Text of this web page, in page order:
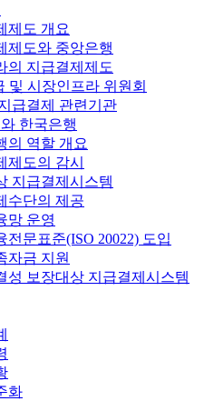
제도 개요
제도와 중앙은행
의 지급결제제도
및 시장인프라 위원회
급결제 관련기관
한국은행
의 역할 개요
제도의 감시
지급결제시스템
수단의 제공
망 운영
전문표준(ISO 20022) 도입
자금 지원
성 보장대상 지급결제시스템
화